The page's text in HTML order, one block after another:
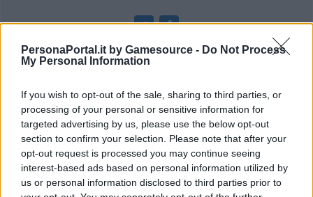
PersonaPortal.it by Gamesource - Do Not Process
My Personal Information
If you wish to opt-out of the sale, sharing to third parties, or
processing of your personal or sensitive information for
targeted advertising by us, please use the below opt-out
section to confirm your selection. Please note that after your
opt-out request is processed you may continue seeing
interest-based ads based on personal information utilized by
us or personal information disclosed to third parties prior to